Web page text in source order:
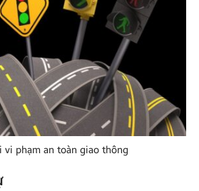
vi phạm an toàn giao thông